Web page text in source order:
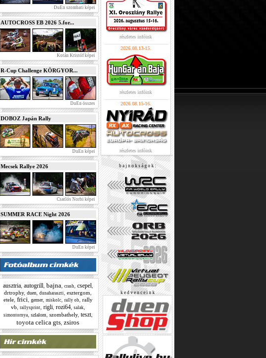
DuEn szombati képei
AUTOCROSS EB 2026 5.for...
Kotán Kristóf képei
R-Cup Challenge KÖRGYOR...
DuEn összes
DOBOZ Japán Rally
DuEn képei
Mecsek Rallye 2026
Csatlós Norbi képei
SUMMER RACE Night 2026
DuEn képei
ausztria, autogrill bajna crash csepel
drtrophy, duen dunaharaszti esztergom
etele, frici gemer, miskolc, rally ob, rally
vb
rallysprint, rigli, rozi64, salak
simontornya, szlalom szombathely, teszt,
toyota celica gts zsiros
részletes infóink
2026.08.13-15.
részletes infóink
2026.08.15-16.
részletes infóink
b a j n o k s á g o k :
k e d v e n c e i n k